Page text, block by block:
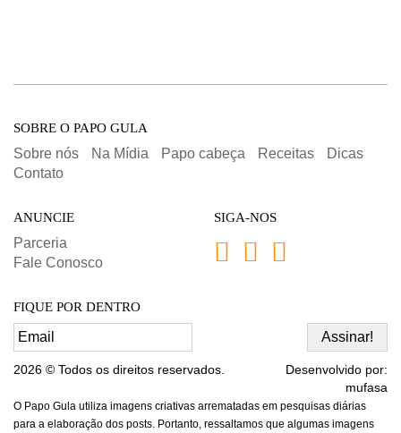
SOBRE O PAPO GULA
Sobre nós Na Mídia Papo cabeça Receitas
Dicas
Contato
ANUNCIE
Parceria
Fale Conosco
SIGA-NOS
FIQUE POR DENTRO
2026 © Todos os direitos reservados.
Desenvolvido por:
mufasa
O Papo Gula utiliza imagens criativas arrematadas em pesquisas diárias
para a elaboração dos posts. Portanto, ressaltamos que algumas imagens